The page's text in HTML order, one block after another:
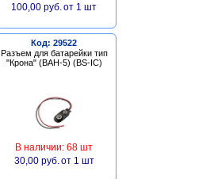
100,00 руб. от 1 шт
Код: 29522
Разъем для батарейки тип
"Крона" (BAH-5) (BS-IC)
В наличии: 68 шт
30,00 руб. от 1 шт